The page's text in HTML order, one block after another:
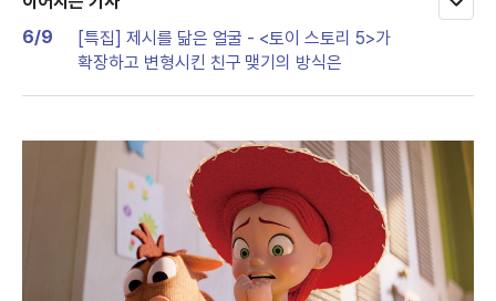
변
경
6/9
[특집] 제시를 닮은 얼굴 - <토이 스토리 5>가
확장하고 변형시킨 친구 맺기의 방식은
모